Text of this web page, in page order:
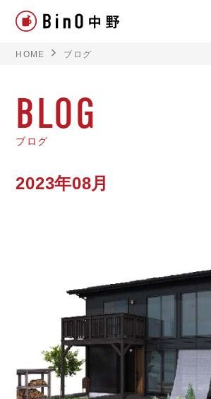
ラインナップ
モデルハウス
ライフスタイル
クオリティ
HOME ブログ
BLOG
ブログ
2023年08月